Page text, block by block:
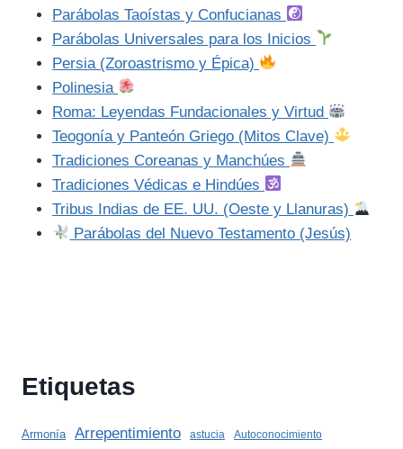
Parábolas Taoístas y Confucianas
Parábolas Universales para los Inicios
Persia (Zoroastrismo y Épica)
Polinesia
Roma: Leyendas Fundacionales y Virtud
Teogonía y Panteón Griego (Mitos Clave)
Tradiciones Coreanas y Manchúes
Tradiciones Védicas e Hindúes
Tribus Indias de EE. UU. (Oeste y Llanuras)
Parábolas del Nuevo Testamento (Jesús)
Etiquetas
Armonía Arrepentimiento astucia Autoconocimiento